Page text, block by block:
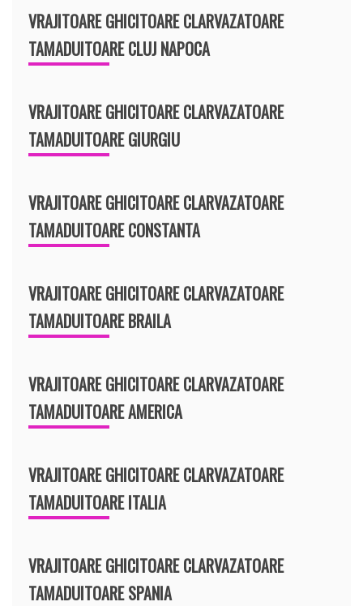
VRAJITOARE GHICITOARE CLARVAZATOARE
TAMADUITOARE CLUJ NAPOCA
VRAJITOARE GHICITOARE CLARVAZATOARE
TAMADUITOARE GIURGIU
VRAJITOARE GHICITOARE CLARVAZATOARE
TAMADUITOARE CONSTANTA
VRAJITOARE GHICITOARE CLARVAZATOARE
TAMADUITOARE BRAILA
VRAJITOARE GHICITOARE CLARVAZATOARE
TAMADUITOARE AMERICA
VRAJITOARE GHICITOARE CLARVAZATOARE
TAMADUITOARE ITALIA
VRAJITOARE GHICITOARE CLARVAZATOARE
TAMADUITOARE SPANIA